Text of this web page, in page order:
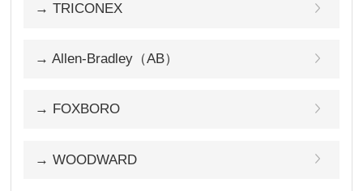
→ TRICONEX
→ Allen-Bradley（AB）
→ FOXBORO
→ WOODWARD